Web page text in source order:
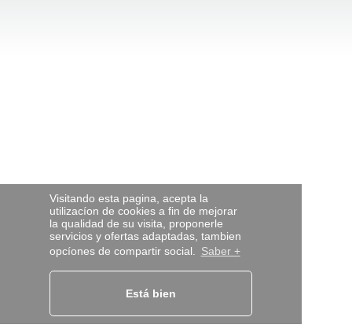
Visitando esta pagina, acepta la
utilizacíon de cookies a fin de mejorar
la qualidad de su visita, proponerle
servicios y ofertas adaptadas, tambien
opcíones de compartir social. Saber +
Está bien